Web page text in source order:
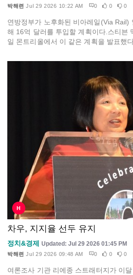
박해련 Jul 29 2026 10:22 AM 0 0 0
연방정부가 노후화된 비아레일(Via Rail)
해 16억 달러를 투입할 계획이다.스티븐
일 몬트리올에서 이 같은 계획을 발표했
H
차우, 지지율 선두 유지
정치&경제 Updated: Jul 29 2026 01:45 PM
박해련 Jul 29 2026 09:48 AM 0 0 0
여론조사 기관 리에종 스트래터지가 이